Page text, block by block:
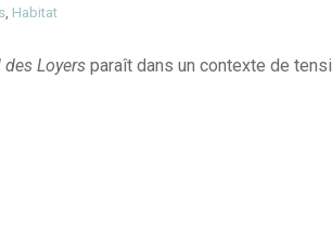
, Habitat
des Loyers paraît dans un contexte de